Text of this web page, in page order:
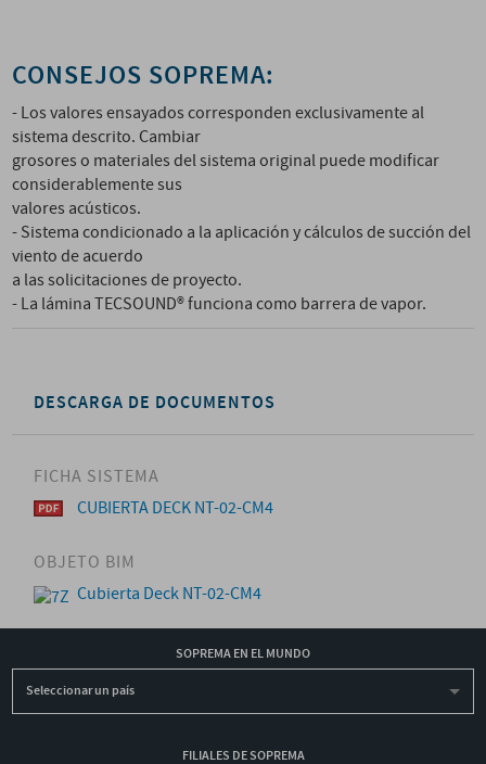
CONSEJOS SOPREMA:
- Los valores ensayados corresponden exclusivamente al
sistema descrito. Cambiar
grosores o materiales del sistema original puede modificar
considerablemente sus
valores acústicos.
- Sistema condicionado a la aplicación y cálculos de succión del
viento de acuerdo
a las solicitaciones de proyecto.
- La lámina TECSOUND® funciona como barrera de vapor.
DESCARGA DE DOCUMENTOS
FICHA SISTEMA
CUBIERTA DECK NT-02-CM4
OBJETO BIM
Cubierta Deck NT-02-CM4
SOPREMA EN EL MUNDO
Seleccionar un país
FILIALES DE SOPREMA